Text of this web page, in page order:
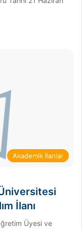
Akademik İlanlar
İlanı
Üyesi ve